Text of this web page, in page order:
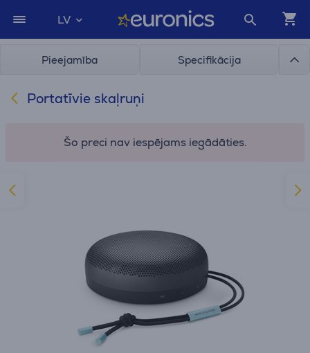
LV
Pieejamība Specifikācija
Portatīvie skaļruņi
Šo preci nav iespējams iegādāties.